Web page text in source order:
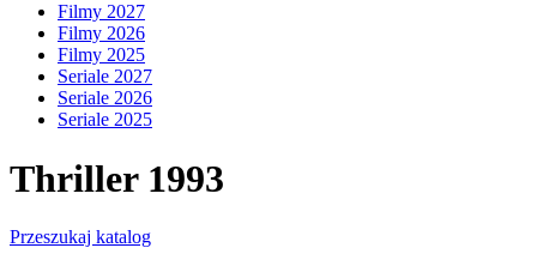
Filmy 2027
Filmy 2026
Filmy 2025
Seriale 2027
Seriale 2026
Seriale 2025
Thriller 1993
Przeszukaj katalog